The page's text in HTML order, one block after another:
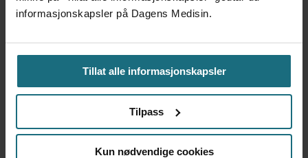
informasjonskapsler på Dagens Medisin.
Tillat alle informasjonskapsler
Tilpass
Kun nødvendige cookies
arbeidsmiljø, mener Dellmark og Laveskog.
Det nye sykehuset har fått massiv kritikk for
utformingen, som de ansatte mener gir
håpløse arbeidsforhold.